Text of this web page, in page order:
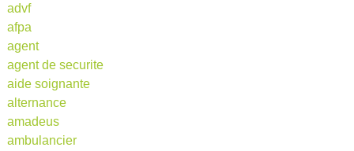
advf
afpa
agent
agent de securite
aide soignante
alternance
amadeus
ambulancier